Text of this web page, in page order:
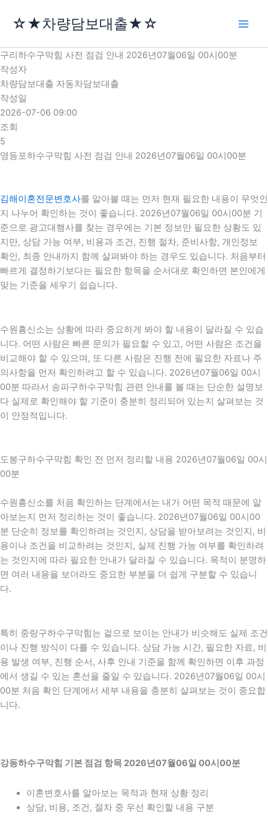
로
건
너
뛰
기
☆★차량담보대출★☆
구리하수구막힘 사전 점검 안내 2026년07월06일 00시00분
작성자
차량담보대출 자동차담보대출
작성일
2026-07-06 09:00
조회
5
영등포하수구막힘 사전 점검 안내 2026년07월06일 00시00분
김해이혼전문변호사를 알아볼 때는 먼저 현재 필요한 내용이 무엇인
지 나누어 확인하는 것이 좋습니다. 2026년07월06일 00시00분 기
준으로 광고대행사를 찾는 경우에는 기본 정보만 필요한 상황도 있
지만, 상담 가능 여부, 비용과 조건, 진행 절차, 준비사항, 개인정보
확인, 최종 안내까지 함께 살펴봐야 하는 경우도 있습니다. 처음부터
빠르게 결정하기보다는 필요한 항목을 순서대로 확인하면 본인에게
맞는 기준을 세우기 쉽습니다.
수원흥신소는 상황에 따라 중요하게 봐야 할 내용이 달라질 수 있습
니다. 어떤 사람은 빠른 문의가 필요할 수 있고, 어떤 사람은 조건을
비교해야 할 수 있으며, 또 다른 사람은 진행 전에 필요한 자료나 주
의사항을 먼저 확인하려고 할 수 있습니다. 2026년07월06일 00시
00분 따라서 송파구하수구막힘 관련 안내를 볼 때는 단순한 설명보
다 실제로 확인해야 할 기준이 충분히 정리되어 있는지 살펴보는 것
이 안정적입니다.
도봉구하수구막힘 확인 전 먼저 정리할 내용 2026년07월06일 00시
00분
수원흥신소를 처음 확인하는 단계에서는 내가 어떤 목적 때문에 알
아보는지 먼저 정리하는 것이 좋습니다. 2026년07월06일 00시00
분 단순히 정보를 확인하려는 것인지, 상담을 받아보려는 것인지, 비
용이나 조건을 비교하려는 것인지, 실제 진행 가능 여부를 확인하려
는 것인지에 따라 필요한 안내가 달라질 수 있습니다. 목적이 분명하
면 여러 내용을 보더라도 중요한 부분을 더 쉽게 구분할 수 있습니
다.
특히 중랑구하수구막힘는 겉으로 보이는 안내가 비슷해도 실제 조건
이나 진행 방식이 다를 수 있습니다. 상담 가능 시간, 필요한 자료, 비
용 발생 여부, 진행 순서, 사후 안내 기준을 함께 확인하면 이후 과정
에서 생길 수 있는 혼선을 줄일 수 있습니다. 2026년07월06일 00시
00분 처음 확인 단계에서 세부 내용을 충분히 살펴보는 것이 중요합
니다.
강동하수구막힘 기본 점검 항목 2026년07월06일 00시00분
이혼변호사를 알아보는 목적과 현재 상황 정리
상담, 비용, 조건, 절차 중 우선 확인할 내용 구분